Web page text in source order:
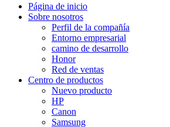
Página de inicio
Sobre nosotros
Perfil de la compañía
Entorno empresarial
camino de desarrollo
Honor
Red de ventas
Centro de productos
Nuevo producto
HP
Canon
Samsung